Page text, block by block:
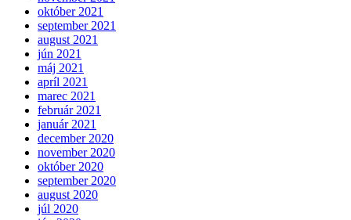
október 2021
september 2021
august 2021
jún 2021
máj 2021
apríl 2021
marec 2021
február 2021
január 2021
december 2020
november 2020
október 2020
september 2020
august 2020
júl 2020